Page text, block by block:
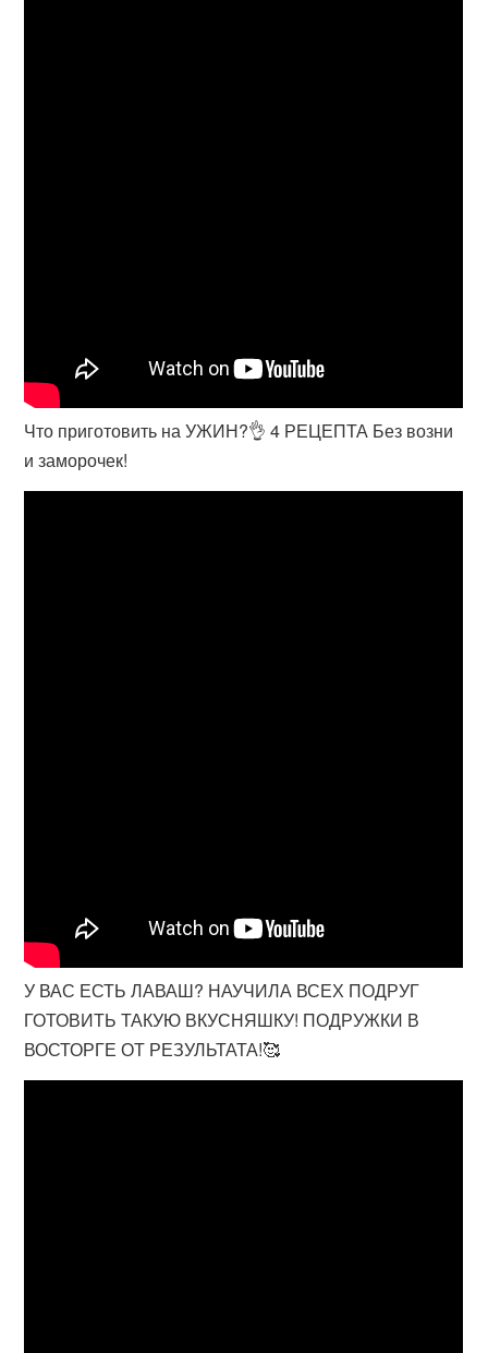
Что приготовить на УЖИН?👌 4 РЕЦЕПТА Без возни
и заморочек!
У ВАС ЕСТЬ ЛАВАШ? НАУЧИЛА ВСЕХ ПОДРУГ
ГОТОВИТЬ ТАКУЮ ВКУСНЯШКУ! ПОДРУЖКИ В
ВОСТОРГЕ ОТ РЕЗУЛЬТАТА!🥰